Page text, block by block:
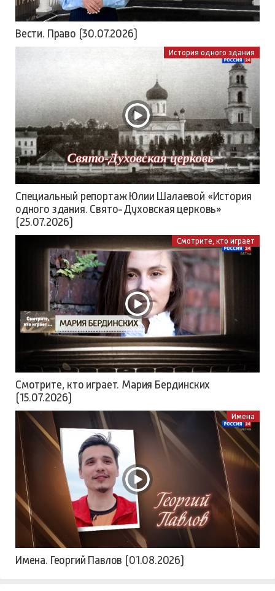
Вести. Право (30.07.2026)
История одного здания
Специальный репортаж Юлии Шалаевой «История
одного здания. Свято-Духовская церковь»
(25.07.2026)
Смотрите, кто играет
Смотрите, кто играет. Мария Бердинских
(15.07.2026)
Имена
Имена. Георгий Павлов (01.08.2026)